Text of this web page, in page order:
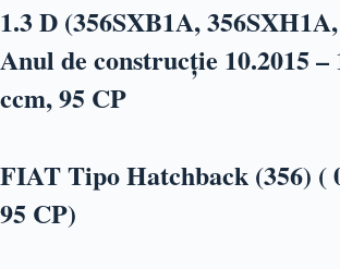
1.3 D (356SXB1A,
Anul de construcție 10.2015 –
ccm, 95 CP
FIAT Tipo Hatchback (356) (
95 CP)